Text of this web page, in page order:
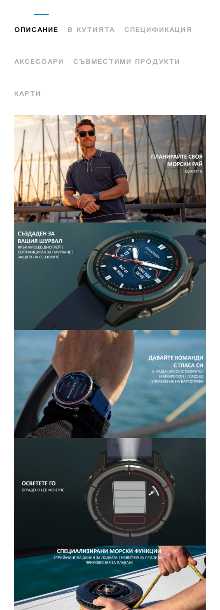
ОПИСАНИЕ В КУТИЯТА СПЕЦИФИКАЦИЯ
АКСЕСОАРИ СЪВМЕСТИМИ ПРОДУКТИ
КАРТИ